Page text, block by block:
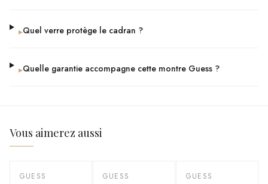
▸Quel verre protège le cadran ?
▸Quelle garantie accompagne cette montre Guess ?
Vous aimerez aussi
-40 %
GUESS -55 %
GUESS -55 %
GUESS